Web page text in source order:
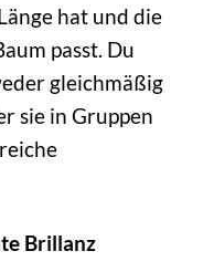
hat und die
passt. Du
gleichmäßig
sie in Gruppen
Brillanz